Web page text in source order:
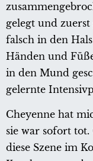
gelegt und zuerst
falsch in den
Händen und
in den Mund
gelernte
Cheyenne hat
sie war sofort
diese Szene im